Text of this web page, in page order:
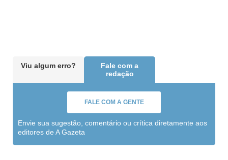
Viu algum erro?
Fale com a
redação
FALE COM A GENTE
Envie sua sugestão, comentário ou crítica diretamente aos
editores de A Gazeta